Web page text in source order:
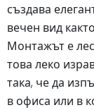
създава
вечен вид
Монтажът е
това леко
така, че да
в офиса или в